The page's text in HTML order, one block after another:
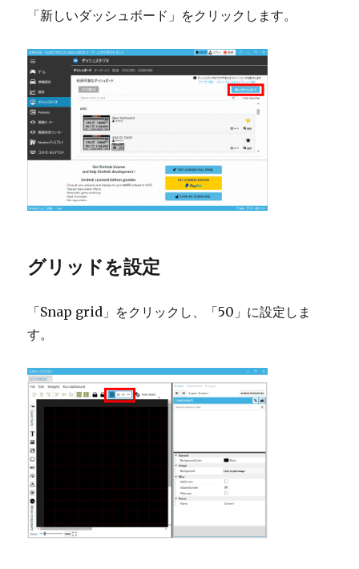
「新しいダッシュボード」をクリックします。
グリッドを設定
「Snap grid」をクリックし、「50」に設定しま
す。